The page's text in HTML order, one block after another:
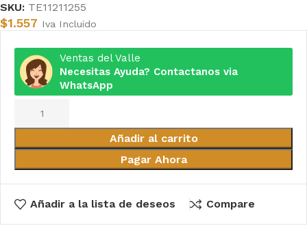
SKU: TE11211255
$1.557 Iva Incluido
Ventas del Valle
Necesitas Ayuda? Contactanos via
WhatsApp
Añadir al carrito
Pagar Ahora
Añadir a la lista de deseos Compare